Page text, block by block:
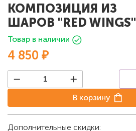
КОМПОЗИЦИЯ ИЗ
ШАРОВ "RED WINGS"
Товар в наличии
4 850 ₽
В корзину
Дополнительные скидки: